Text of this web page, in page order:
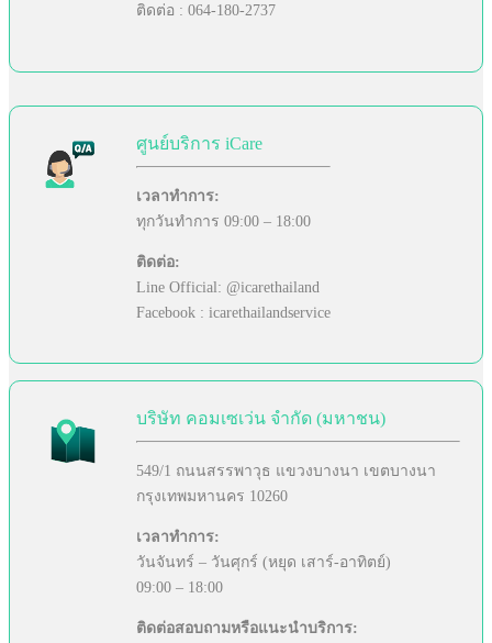
ติดต่อ : 064-180-2737
ศูนย์บริการ iCare
เวลาทำการ:
ทุกวันทำการ 09:00 – 18:00
ติดต่อ:
Line Official: @icarethailand
Facebook : icarethailandservice
บริษัท คอมเซเว่น จำกัด (มหาชน)
549/1 ถนนสรรพาวุธ แขวงบางนา เขตบางนา
กรุงเทพมหานคร 10260
เวลาทำการ:
วันจันทร์ – วันศุกร์ (หยุด เสาร์-อาทิตย์)
09:00 – 18:00
ติดต่อสอบถามหรือแนะนำบริการ: